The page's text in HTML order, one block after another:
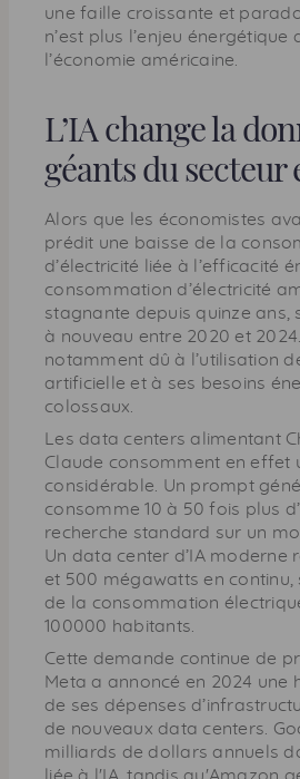
une faille croissante et
n’est plus l’enjeu énergétique
l’économie américaine.
L’IA change la
géants du secteur
Alors que les économistes
prédit une baisse de la
d’électricité liée à l’efficacité
consommation d’électricité
stagnante depuis quinze ans,
à nouveau entre 2020 et
notamment dû à l’utilisation
artificielle et à ses besoins
colossaux.
Les data centers alimentant
Claude consomment en effet
considérable. Un prompt
consomme 10 à 50 fois plus
recherche standard sur un
Un data center d’IA moderne
et 500 mégawatts en continu,
de la consommation
100000 habitants.
Cette demande continue de
Meta a annoncé en 2024 une
de ses dépenses
de nouveaux data centers.
milliards de dollars annuels
liée à l'IA, tandis qu'Amazon